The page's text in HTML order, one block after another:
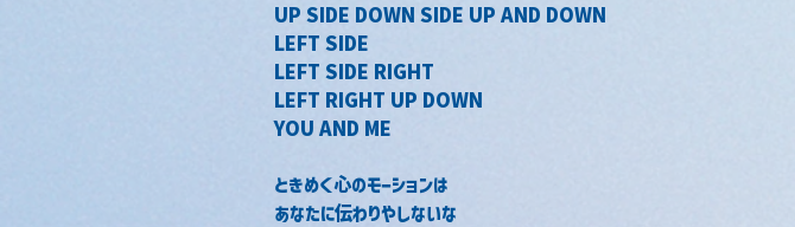
UP SIDE DOWN SIDE UP AND DOWN
LEFT SIDE
LEFT SIDE RIGHT
LEFT RIGHT UP DOWN
YOU AND ME
ときめく心のモーションは
あなたに伝わりやしないな